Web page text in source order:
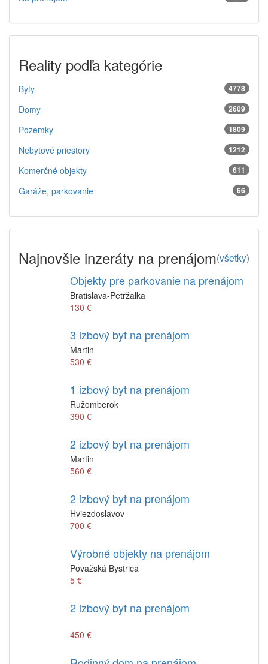
Reality podľa kategórie
4778
Byty
2609
Domy
1809
Pozemky
1212
Nebytové priestory
611
Komerčné objekty
66
Garáže, parkovanie
(všetky)
Najnovšie inzeráty na prenájom
Objekty pre parkovanie na prenájom
Bratislava-Petržalka
130 €
3 izbový byt na prenájom
Martin
530 €
1 izbový byt na prenájom
Ružomberok
390 €
2 izbový byt na prenájom
Martin
560 €
2 izbový byt na prenájom
Hviezdoslavov
700 €
Výrobné objekty na prenájom
Považská Bystrica
5 €
2 izbový byt na prenájom
450 €